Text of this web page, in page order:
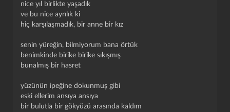
nice yıl birlikte yaşadık
ve bu nice ayrılık ki
hiç karşılaşmadık, bir anne bir kız
senin yüreğin, bilmiyorum bana örtük
benimkinde birike birike sıkışmış
bunalmış bir hasret
yüzünün ipeğine dokunmuş gibi
eski ellerim ansıya ansıya
bir bulutla bir gökyüzü arasında kaldım